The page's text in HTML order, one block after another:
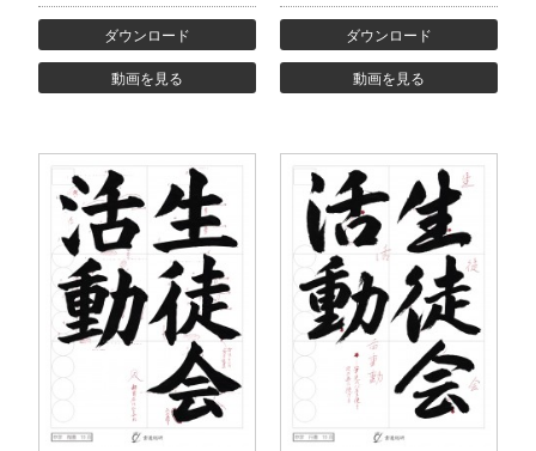
ダウンロード
動画を見る
ダウンロード
動画を見る